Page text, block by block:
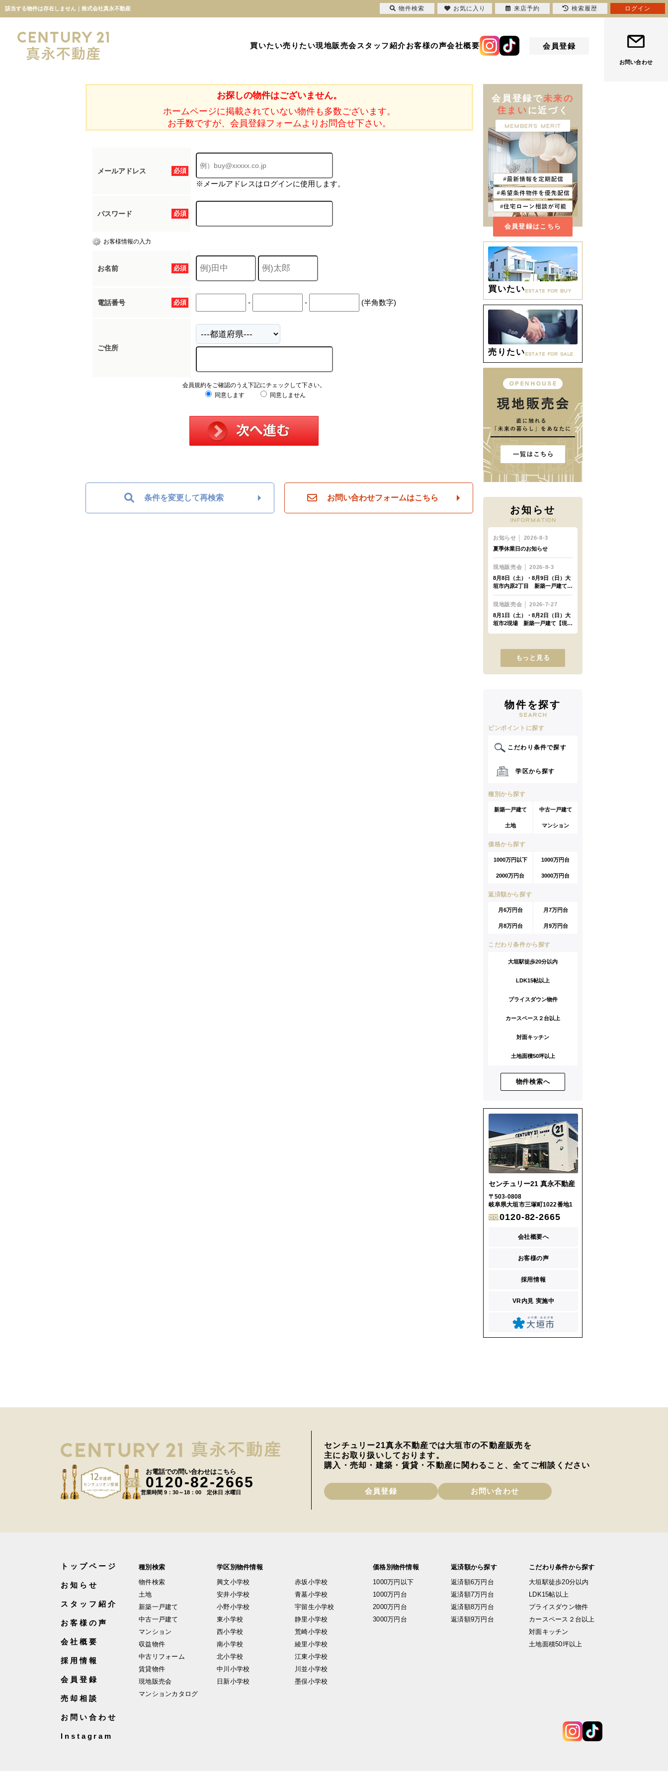
該当する物件は存在しません｜株式会社真永不動産
買いたい売りたい現地販売会スタッフ紹介お客様の声会社概要 会員登録
お問い合わせ
お探しの物件はございません。
ホームページに掲載されていない物件も多数ございます。
お手数ですが、会員登録フォームよりお問合せ下さい。
必須
メールアドレス
※メールアドレスはログインに使用します。
必須
パスワード
お客様情報の入力
必須
お名前
必須
電話番号 - - (半角数字)
ご住所
会員規約をご確認のうえ下記にチェックして下さい。
同意します
同意しません
条件を変更して再検索 お問い合わせフォームはこちら
会員登録で未来の
住まい に近づく
会員登録はこちら
買いたい
売りたい
お知らせ
もっと見る
物件を探す
ピンポイントに探す
こだわり条件で探す
学区から探す
種別から探す
新築一戸建て 中古一戸建て
土地 マンション
価格から探す
1000万円以下 1000万円台
2000万円台 3000万円台
返済額から探す
月6万円台 月7万円台
月8万円台 月9万円台
こだわり条件から探す
大垣駅徒歩20分以内
LDK15帖以上
プライスダウン物件
カースペース２台以上
対面キッチン
土地面積50坪以上
物件検索へ
センチュリー21 真永不動産
〒503-0808
岐阜県大垣市三塚町1022番地1
0120-82-2665
会社概要へ
お客様の声
採用情報
VR内見 実施中
お電話での問い合わせはこちら
0120-82-2665
営業時間 9：30～18：00 定休日 水曜日
センチュリー21真永不動産では大垣市の不動産販売を
主にお取り扱いしております。
購入・売却・建築・賃貸・不動産に関わること、全てご相談ください
会員登録 お問い合わせ
トップページ
お知らせ
スタッフ紹介
お客様の声
会社概要
採用情報
会員登録
売却相談
お問い合わせ
Instagram
種別検索
物件検索
土地
新築一戸建て
中古一戸建て
マンション
収益物件
中古リフォーム
賃貸物件
現地販売会
マンションカタログ
学区別物件情報
興文小学校
安井小学校
小野小学校
東小学校
西小学校
南小学校
北小学校
中川小学校
日新小学校
赤坂小学校
青墓小学校
宇留生小学校
静里小学校
荒崎小学校
綾里小学校
江東小学校
川並小学校
墨俣小学校
価格別物件情報
1000万円以下
1000万円台
2000万円台
3000万円台
返済額から探す
返済額6万円台
返済額7万円台
返済額8万円台
返済額9万円台
こだわり条件から探す
大垣駅徒歩20分以内
LDK15帖以上
プライスダウン物件
カースペース２台以上
対面キッチン
土地面積50坪以上
物件検索 お気に入り 来店予約 検索履歴 ログイン